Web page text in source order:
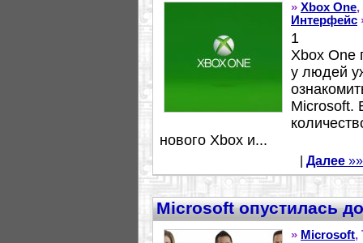
» Xbox One,
Интерфейс
1
Xbox One
у людей
Microsoft.
нового Xbox и...
Далее
Microsoft опустилась
» Microsoft,